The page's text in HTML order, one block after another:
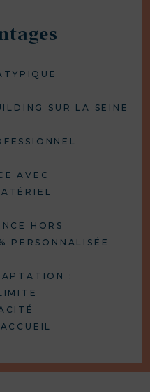
SUR LA SEINE
AVEC
HORS
PERSONNALISÉE
: